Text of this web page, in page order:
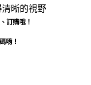
晰的視野
訂購哦！
唷！